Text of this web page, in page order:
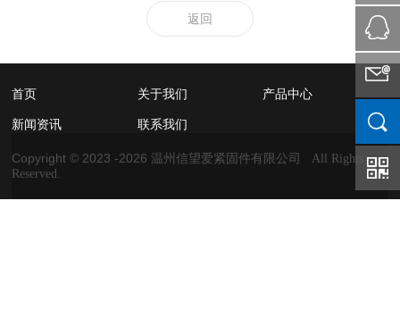
返回
首页 关于我们 产品中心
新闻资讯 联系我们
Copyright © 2023 -2026温州信望爱紧固件有限公司 All Rights
Reserved.